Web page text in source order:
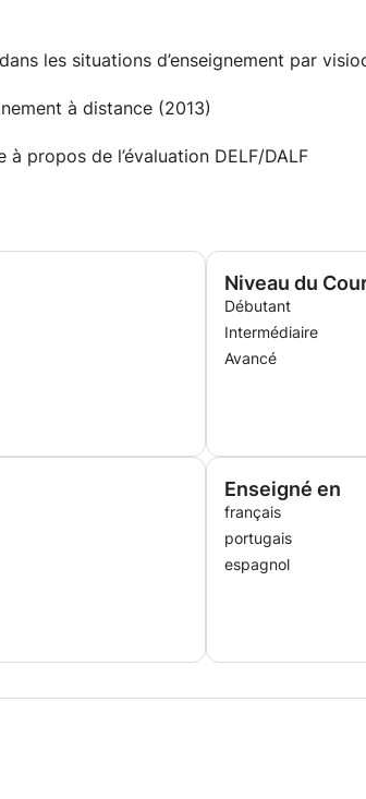
de langue française)
et Portugais)
Janeiro, Brésil
les situations d’enseignement par
à distance (2013)
propos de l’évaluation DELF/DALF
Projet Voltaire, CLEA
Niveau du
Débutant
Intermédiaire
Avancé
Enseigné en
français
portugais
espagnol